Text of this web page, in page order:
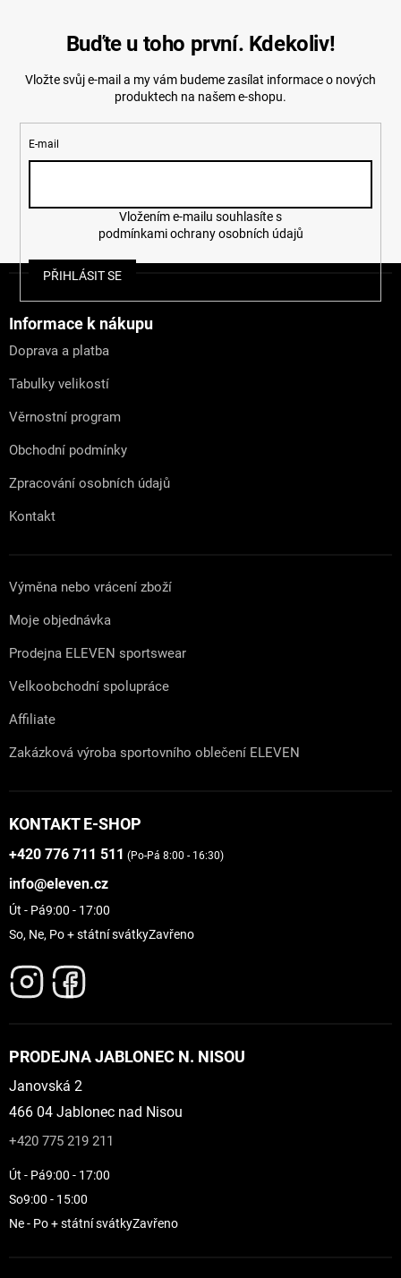
Buďte u toho první. Kdekoliv!
Vložte svůj e-mail a my vám budeme zasílat informace o nových
produktech na našem e-shopu.
E-mail
podmínkami ochrany osobních údajů
PŘIHLÁSIT SE
Informace k nákupu
Doprava a platba
Tabulky velikostí
Věrnostní program
Obchodní podmínky
Zpracování osobních údajů
Kontakt
Výměna nebo vrácení zboží
Moje objednávka
Prodejna ELEVEN sportswear
Velkoobchodní spolupráce
Affiliate
Zakázková výroba sportovního oblečení ELEVEN
KONTAKT E-SHOP
+420 776 711 511 (Po-Pá 8:00 - 16:30)
info@eleven.cz
Út - Pá9:00 - 17:00
So, Ne, Po + státní svátkyZavřeno
PRODEJNA JABLONEC N. NISOU
Janovská 2
466 04 Jablonec nad Nisou
+420 775 219 211
Út - Pá9:00 - 17:00
So9:00 - 15:00
Ne - Po + státní svátkyZavřeno